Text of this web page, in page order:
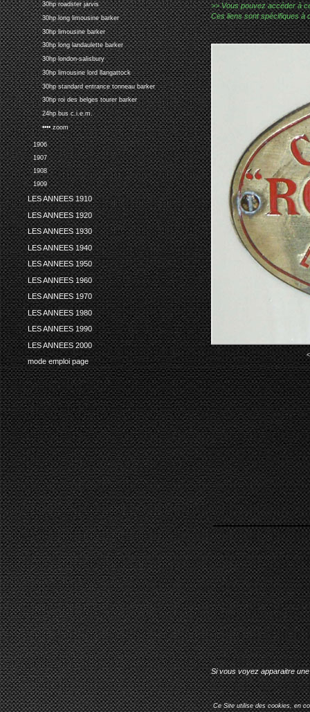
30hp roadster jarvis
30hp long limousine barker
30hp limousine barker
30hp long landaulette barker
30hp london-salisbury
30hp limousine lord llangattock
30hp standard entrance tonneau barker
30hp roi des belges tourer barker
24hp bus c.i.e.m.
•••• zoom
1906
1907
1908
1909
LES ANNEES 1910
LES ANNEES 1920
LES ANNEES 1930
LES ANNEES 1940
LES ANNEES 1950
LES ANNEES 1960
LES ANNEES 1970
LES ANNEES 1980
LES ANNEES 1990
LES ANNEES 2000
mode emploi page
>> Vous pouvez accéder à
Ces liens sont spécifiques à
Si vous voyez apparaitre
Ce Site utilise des cookies, en